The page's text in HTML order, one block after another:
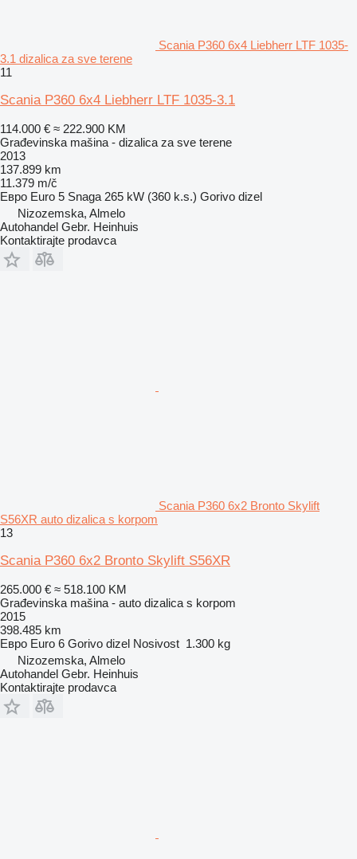
Scania P360 6x4 Liebherr LTF 1035-
3.1 dizalica za sve terene
11
Scania P360 6x4 Liebherr LTF 1035-3.1
114.000 € ≈ 222.900 KM
Građevinska mašina - dizalica za sve terene
2013
137.899 km
11.379 m/č
Евро Euro 5 Snaga 265 kW (360 k.s.) Gorivo dizel
Nizozemska, Almelo
Autohandel Gebr. Heinhuis
Kontaktirajte prodavca
Scania P360 6x2 Bronto Skylift
S56XR auto dizalica s korpom
13
Scania P360 6x2 Bronto Skylift S56XR
265.000 € ≈ 518.100 KM
Građevinska mašina - auto dizalica s korpom
2015
398.485 km
Евро Euro 6 Gorivo dizel Nosivost 1.300 kg
Nizozemska, Almelo
Autohandel Gebr. Heinhuis
Kontaktirajte prodavca